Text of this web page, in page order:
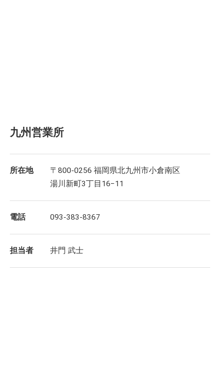
九州営業所
所在地
〒800-0256 福岡県北九州市小倉南区
湯川新町3丁目16−11
電話 093-383-8367
担当者 井門 武士